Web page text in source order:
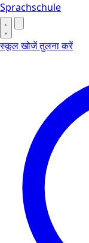
Sprachschule
स्कूल खोजेंतुलना करें